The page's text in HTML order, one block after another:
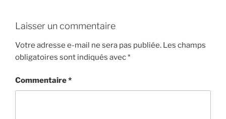
Laisser un commentaire
Votre adresse e-mail ne sera pas publiée. Les champs
obligatoires sont indiqués avec*
Commentaire*